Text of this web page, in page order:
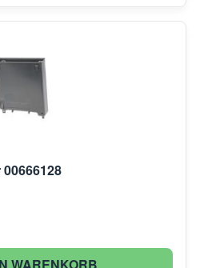
WARENKORB